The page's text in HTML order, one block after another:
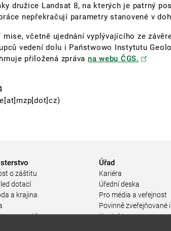
družice Landsat 8, na kterých je patrný
nepřekračují parametry stanovené v
včetně ujednání vyplývajícího ze
vedení dolu i Państwowo Instytutu
přiložená zpráva na webu ČGS.
o záštitu
dotací
a krajina
a energetika
Úřad
Kariéra
Úřední deska
Pro média a veřejnost
Povinně zveřejňované
Kontakty